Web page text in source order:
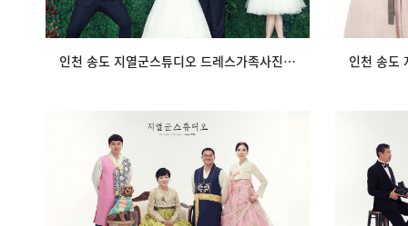
인천 송도 지열군스튜디오 드레스가족사진 행복한 초록
최고가 가지는 단 하나의 가치 "지열군스튜
디오"
최고의